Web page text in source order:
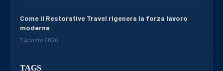
TAGS
Come il Restorative Travel rigenera la forza lavoro
moderna
7 Agosto 2026